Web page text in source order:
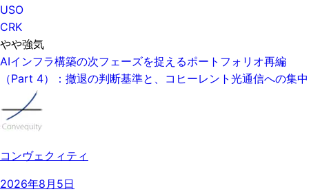
USO
CRK
やや強気
AIインフラ構築の次フェーズを捉えるポートフォリオ再編
（Part 4）：撤退の判断基準と、コヒーレント光通信への集中
コンヴェクィティ
2026年8月5日